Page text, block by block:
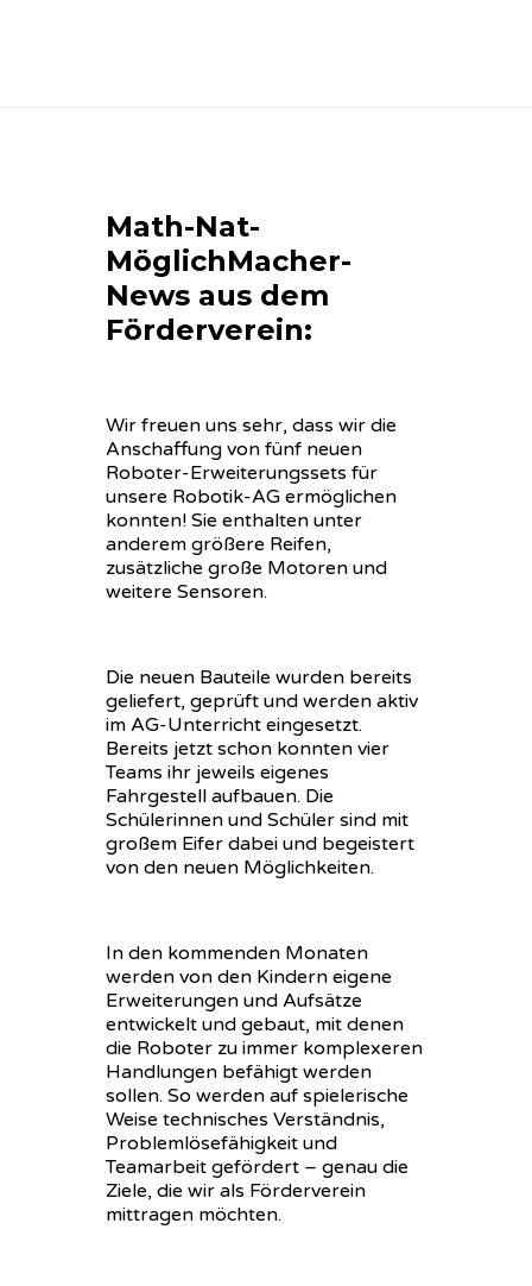
Math-Nat-
MöglichMacher-
News aus dem
Förderverein:
Wir freuen uns sehr, dass wir die
Anschaffung von fünf neuen
Roboter-Erweiterungssets für
unsere Robotik-AG ermöglichen
konnten! Sie enthalten unter
anderem größere Reifen,
zusätzliche große Motoren und
weitere Sensoren.
Die neuen Bauteile wurden bereits
geliefert, geprüft und werden aktiv
im AG-Unterricht eingesetzt.
Bereits jetzt schon konnten vier
Teams ihr jeweils eigenes
Fahrgestell aufbauen. Die
Schülerinnen und Schüler sind mit
großem Eifer dabei und begeistert
von den neuen Möglichkeiten.
In den kommenden Monaten
werden von den Kindern eigene
Erweiterungen und Aufsätze
entwickelt und gebaut, mit denen
die Roboter zu immer komplexeren
Handlungen befähigt werden
sollen. So werden auf spielerische
Weise technisches Verständnis,
Problemlösefähigkeit und
Teamarbeit gefördert – genau die
Ziele, die wir als Förderverein
mittragen möchten.